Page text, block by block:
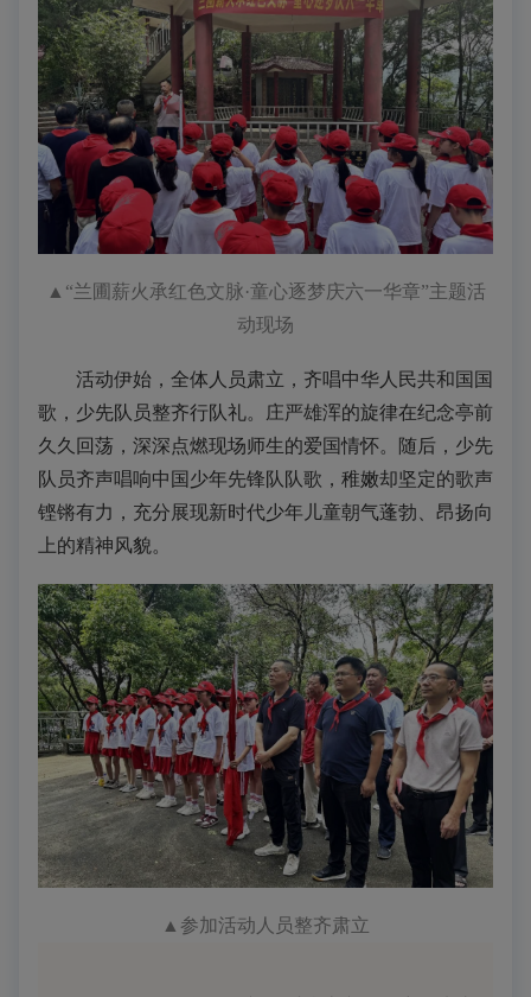
▲ “兰圃薪火承红色文脉·童心逐梦庆六一华章”主题活
动现场
活动伊始，全体人员肃立，齐唱中华人民共和国国
歌，少先队员整齐行队礼。庄严雄浑的旋律在纪念亭前
久久回荡，深深点燃现场师生的爱国情怀。随后，少先
队员齐声唱响中国少年先锋队队歌，稚嫩却坚定的歌声
铿锵有力，充分展现新时代少年儿童朝气蓬勃、昂扬向
上的精神风貌。
▲参加活动人员整齐肃立